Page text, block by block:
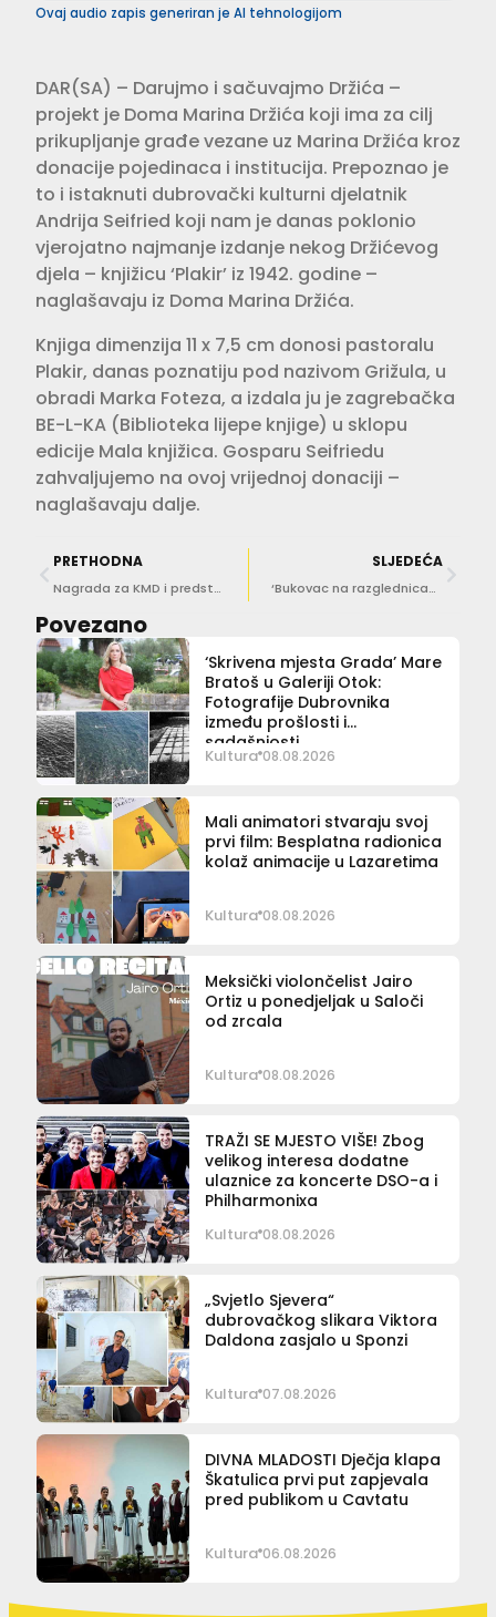
Ovaj audio zapis generiran je AI tehnologijom
DAR(SA) – Darujmo i sačuvajmo Držića –
projekt je Doma Marina Držića koji ima za cilj
prikupljanje građe vezane uz Marina Držića kroz
donacije pojedinaca i institucija. Prepoznao je
to i istaknuti dubrovački kulturni djelatnik
Andrija Seifried koji nam je danas poklonio
vjerojatno najmanje izdanje nekog Držićevog
djela – knjižicu ‘Plakir’ iz 1942. godine –
naglašavaju iz Doma Marina Držića.
Knjiga dimenzija 11 x 7,5 cm donosi pastoralu
Plakir, danas poznatiju pod nazivom Grižula, u
obradi Marka Foteza, a izdala ju je zagrebačka
BE-L-KA (Biblioteka lijepe knjige) u sklopu
edicije Mala knjižica. Gosparu Seifriedu
zahvaljujemo na ovoj vrijednoj donaciji –
naglašavaju dalje.
PRETHODNA
Nagrada za KMD i predstavu ‘Maškarate ispod kuplja’ na festivalu Mediteranskog teatra Purgatorije 2022.
SLJEDEĆA
‘Bukovac na razglednicama’ Nika Kapetanića ovog petka u kući umjetnika
Povezano
‘Skrivena mjesta Grada’ Mare
Bratoš u Galeriji Otok:
Fotografije Dubrovnika
između prošlosti i
sadašnjosti
Kultura 08.08.2026
Mali animatori stvaraju svoj
prvi film: Besplatna radionica
kolaž animacije u Lazaretima
Kultura 08.08.2026
Meksički violončelist Jairo
Ortiz u ponedjeljak u Saloči
od zrcala
Kultura 08.08.2026
TRAŽI SE MJESTO VIŠE! Zbog
velikog interesa dodatne
ulaznice za koncerte DSO-a i
Philharmonixa
Kultura 08.08.2026
„Svjetlo Sjevera“
dubrovačkog slikara Viktora
Daldona zasjalo u Sponzi
Kultura 07.08.2026
DIVNA MLADOSTI Dječja klapa
Škatulica prvi put zapjevala
pred publikom u Cavtatu
Kultura 06.08.2026